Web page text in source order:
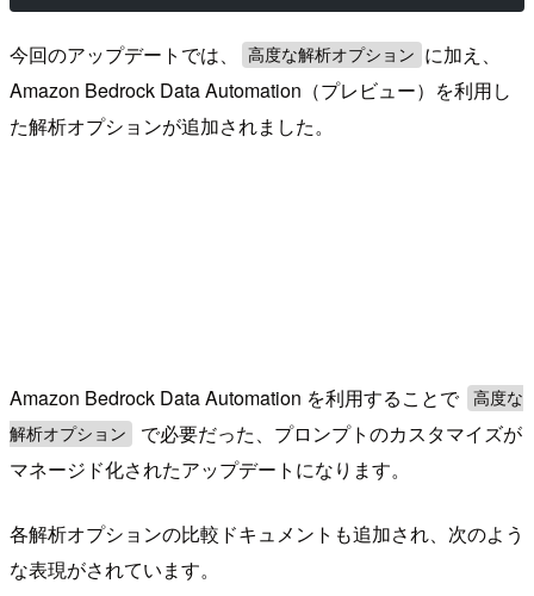
今回のアップデートでは、 高度な解析オプション
に加え、
Amazon Bedrock Data Automation（プレビュー）を利用し
た解析オプションが追加されました。
Amazon Bedrock Data Automation を利用することで
高度な
解析オプション
で必要だった、プロンプトのカスタマイズが
マネージド化されたアップデートになります。
各解析オプションの比較ドキュメントも追加され、次のよう
な表現がされています。